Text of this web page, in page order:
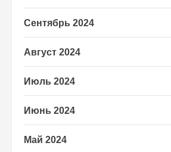
Сентябрь 2024
Август 2024
Июль 2024
Июнь 2024
Май 2024